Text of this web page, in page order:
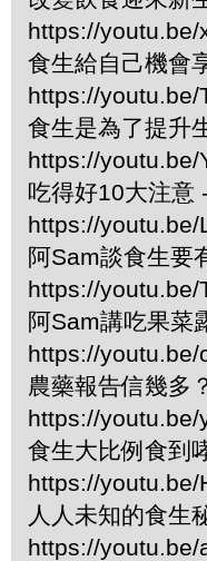
https://youtu.be/
食生給自己機會
https://youtu.be/
食生是為了提升
https://youtu.be/
吃得好10大注意
https://youtu.be/
阿Sam談食生要
https://youtu.be/
阿Sam講吃果菜
https://youtu.be/
農藥報告信幾多
https://youtu.be/
食生大比例食到
https://youtu.be/
人人未知的食生
https://youtu.be/